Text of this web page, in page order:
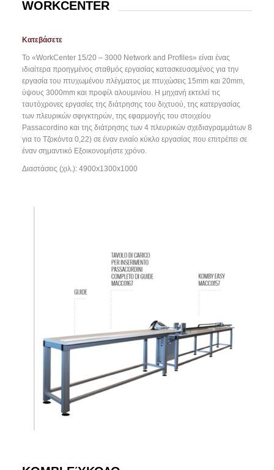
WORKCENTER
Κατεβάσετε
Το «WorkCenter 15/20 – 3000 Network and Profiles» είναι ένας
ιδιαίτερα προηγμένος σταθμός εργασίας κατασκευασμένος για την
εργασία του πτυχωμένου πλέγματος με πτυχώσεις 15mm και 20mm,
ύψους 3000mm και προφίλ αλουμινίου. Η μηχανή εκτελεί τις
ταυτόχρονες εργασίες της διάτρησης του διχτυού, της κατεργασίας
των πλευρικών σφιγκτηρών, της εφαρμογής του στοιχείου
Passacordino και της διάτρησης των 4 πλευρικών σχεδιαγραμμάτων 8
για το Τζοκόντα 0,22) σε έναν ενιαίο κύκλο εργασίας που επιτρέπει σε
έναν σημαντικό Εξοικονομήστε χρόνο.
Διαστάσεις (χιλ.): 4900x1300x1000